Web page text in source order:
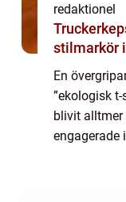
redaktionel
Truckerkepsar från
stilmarkör
En
”ekologisk
blivit alltmer
engagerade